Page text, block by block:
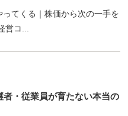
てくる｜株価から次の一手を
コ...
者・従業員が育たない本当の